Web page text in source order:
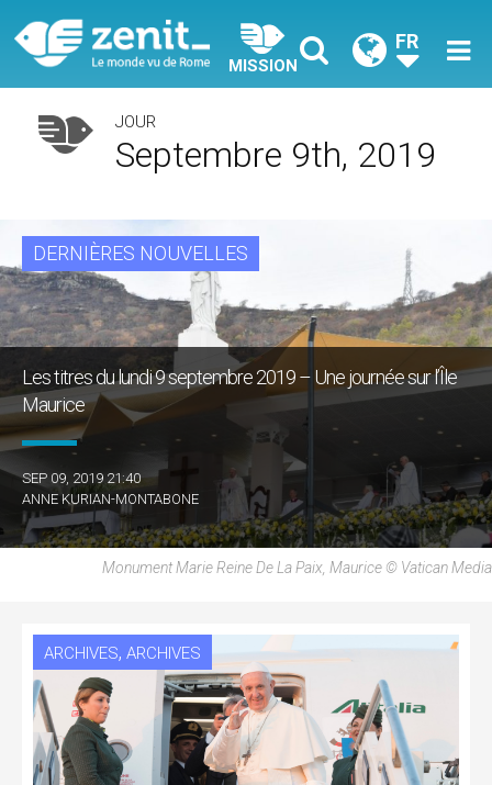
MISSION
FR
JOUR
Septembre 9th, 2019
DERNIÈRES NOUVELLES
Les titres du lundi 9 septembre 2019 – Une journée sur l’Île
Maurice
SEP 09, 2019 21:40
ANNE KURIAN-MONTABONE
Monument Marie Reine De La Paix, Maurice © Vatican Media
ARCHIVES, ARCHIVES